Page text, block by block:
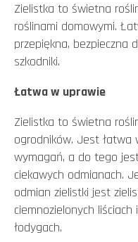
Zielistka to świetna
roślinami domowymi.
przepiękna, bezpieczna
szkodniki.
Łatwa w uprawie
Zielistka to świetna
ogrodników. Jest łatwa
wymagań, a do tego
ciekawych odmianach.
odmian zielistki jest
ciemnozielonych
łodygach.